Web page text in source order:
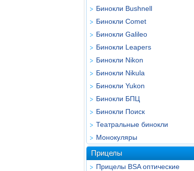
Бинокли Bushnell
Бинокли Comet
Бинокли Galileo
Бинокли Leapers
Бинокли Nikon
Бинокли Nikula
Бинокли Yukon
Бинокли БПЦ
Бинокли Поиск
Театральные бинокли
Монокуляры
Прицелы
Прицелы BSA оптические